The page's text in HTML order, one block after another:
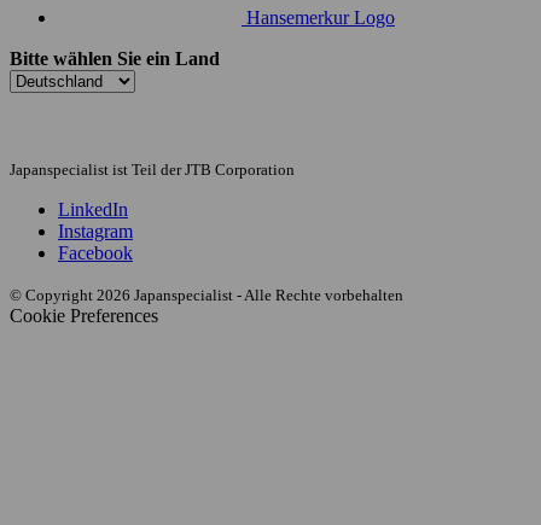
Hansemerkur Logo
Bitte wählen Sie ein Land
Japanspecialist ist Teil der JTB Corporation
LinkedIn
Instagram
Facebook
© Copyright 2026 Japanspecialist - Alle Rechte vorbehalten
Cookie Preferences